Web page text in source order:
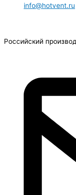
info@hotvent.ru
Российский